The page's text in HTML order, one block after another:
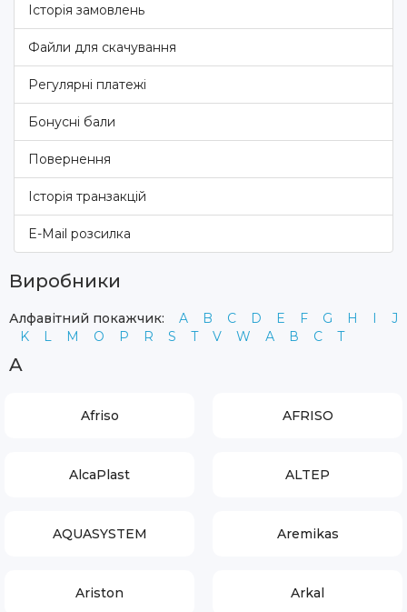
Історія замовлень
Файли для скачування
Регулярні платежі
Бонусні бали
Повернення
Історія транзакцій
E-Mail розсилка
Виробники
Алфавітний покажчик: A B C D E F G H I
J
K
L M O P R S T V W А В С Т
A
Afriso AFRISO
AlcaPlast ALTEP
AQUASYSTEM Aremikas
Ariston Arkal